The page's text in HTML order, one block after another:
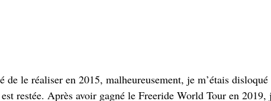
de le réaliser en 2015, malheureusement, je m’étais disloqué
restée. Après avoir gagné le Freeride World Tour en 2019,